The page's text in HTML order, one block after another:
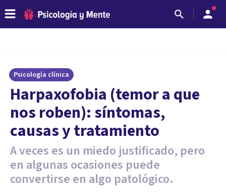
Psicología clínica
Harpaxofobia (temor a que
nos roben): síntomas,
causas y tratamiento
A veces es un miedo justificado, pero
en algunas ocasiones puede
convertirse en algo patológico.